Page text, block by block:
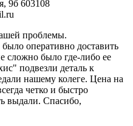
9б 603108
проблемы.
оперативно доставить
сложно было где-либо ее
подвезли деталь к
нашему колеге. Цена на
четко и быстро
выдали. Спасибо,